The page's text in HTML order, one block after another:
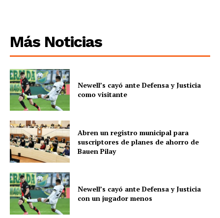
Más Noticias
Newell’s cayó ante Defensa y Justicia
como visitante
Abren un registro municipal para
suscriptores de planes de ahorro de
Bauen Pilay
Newell’s cayó ante Defensa y Justicia
con un jugador menos